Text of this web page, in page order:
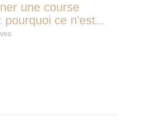
une course
pourquoi ce n'est
pour rien